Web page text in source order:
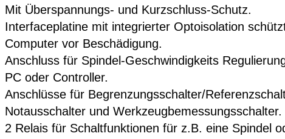
Mit Überspannungs- und Kurzschluss-Schutz.
Interfaceplatine mit integrierter Optoisolation
Computer vor Beschädigung.
Anschluss für Spindel-Geschwindigkeits
PC oder Controller.
Anschlüsse für Begrenzungsschalter/
Notausschalter und Werkzeugbemessungsschalter.
2 Relais für Schaltfunktionen für z.B. eine Spindel